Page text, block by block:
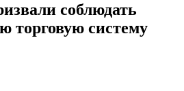
соблюдать
торговую систему